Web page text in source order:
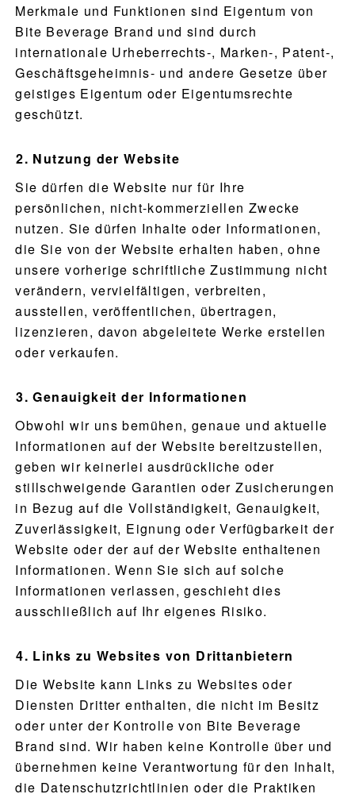
Merkmale und Funktionen sind Eigentum von
Bite Beverage Brand und sind durch
internationale Urheberrechts-, Marken-, Patent-,
Geschäftsgeheimnis- und andere Gesetze über
geistiges Eigentum oder Eigentumsrechte
geschützt.
Nutzung der Website
Sie dürfen die Website nur für Ihre
persönlichen, nicht-kommerziellen Zwecke
nutzen. Sie dürfen Inhalte oder Informationen,
die Sie von der Website erhalten haben, ohne
unsere vorherige schriftliche Zustimmung nicht
verändern, vervielfältigen, verbreiten,
ausstellen, veröffentlichen, übertragen,
lizenzieren, davon abgeleitete Werke erstellen
oder verkaufen.
Genauigkeit der Informationen
Obwohl wir uns bemühen, genaue und aktuelle
Informationen auf der Website bereitzustellen,
geben wir keinerlei ausdrückliche oder
stillschweigende Garantien oder Zusicherungen
in Bezug auf die Vollständigkeit, Genauigkeit,
Zuverlässigkeit, Eignung oder Verfügbarkeit der
Website oder der auf der Website enthaltenen
Informationen. Wenn Sie sich auf solche
Informationen verlassen, geschieht dies
ausschließlich auf Ihr eigenes Risiko.
Links zu Websites von Drittanbietern
Die Website kann Links zu Websites oder
Diensten Dritter enthalten, die nicht im Besitz
oder unter der Kontrolle von Bite Beverage
Brand sind. Wir haben keine Kontrolle über und
übernehmen keine Verantwortung für den Inhalt,
die Datenschutzrichtlinien oder die Praktiken